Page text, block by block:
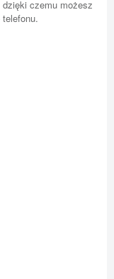
dzięki czemu możesz